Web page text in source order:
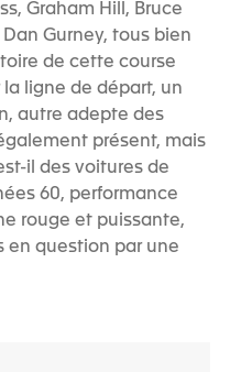
Graham Hill, Bruce
Gurney, tous bien
de cette course
la ligne de départ, un
autre adepte des
présent, mais
il des voitures de
60, performance
rouge et puissante,
en question par une